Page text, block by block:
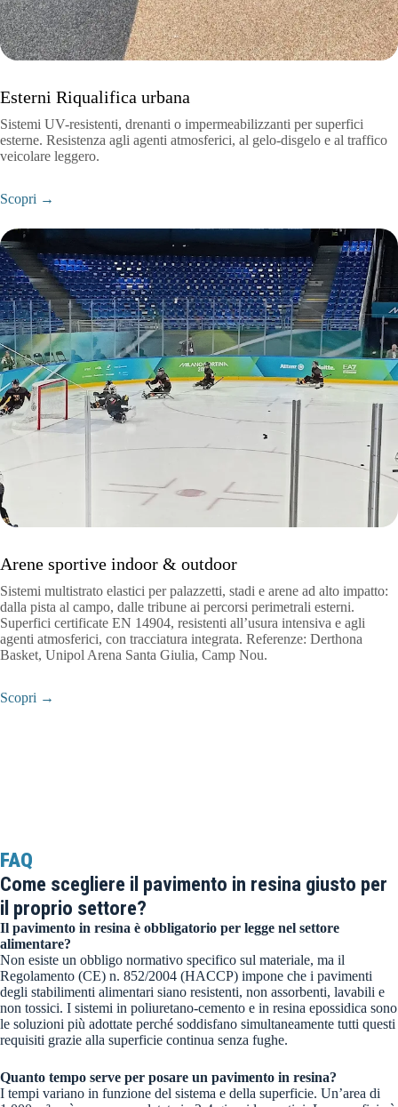
Esterni Riqualifica urbana
Sistemi UV-resistenti, drenanti o impermeabilizzanti per superfici
esterne. Resistenza agli agenti atmosferici, al gelo-disgelo e al traffico
veicolare leggero.
Scopri →
Arene sportive indoor & outdoor
Sistemi multistrato elastici per palazzetti, stadi e arene ad alto impatto:
dalla pista al campo, dalle tribune ai percorsi perimetrali esterni.
Superfici certificate EN 14904, resistenti all’usura intensiva e agli
agenti atmosferici, con tracciatura integrata. Referenze: Derthona
Basket, Unipol Arena Santa Giulia, Camp Nou.
Scopri →
FAQ
Come scegliere il pavimento in resina giusto per
il proprio settore?
Il pavimento in resina è obbligatorio per legge nel settore
alimentare?
Non esiste un obbligo normativo specifico sul materiale, ma il
Regolamento (CE) n. 852/2004 (HACCP) impone che i pavimenti
degli stabilimenti alimentari siano resistenti, non assorbenti, lavabili e
non tossici. I sistemi in poliuretano-cemento e in resina epossidica sono
le soluzioni più adottate perché soddisfano simultaneamente tutti questi
requisiti grazie alla superficie continua senza fughe.
Quanto tempo serve per posare un pavimento in resina?
I tempi variano in funzione del sistema e della superficie. Un’area di